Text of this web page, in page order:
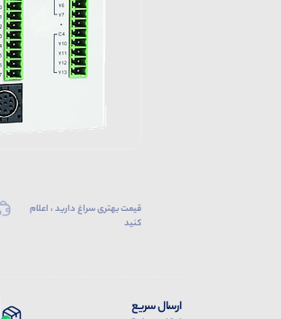
قیمت بهتری سراغ دارید ، اعلام
کنید
ارسال سریع